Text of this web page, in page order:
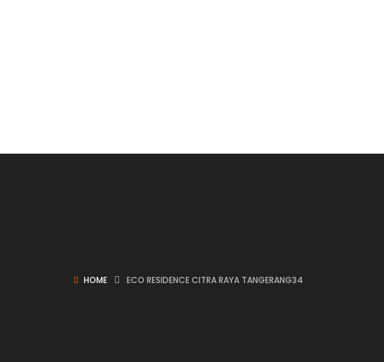
HOME ECO RESIDENCE CITRA RAYA TANGERANG34